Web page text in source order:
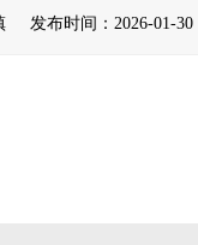
发布时间：2026-01-